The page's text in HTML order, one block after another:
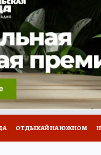
ДЕФИЦИТ
РАБОТА У НАС
ОТДЫХАЙ НА ЮЖНОМ